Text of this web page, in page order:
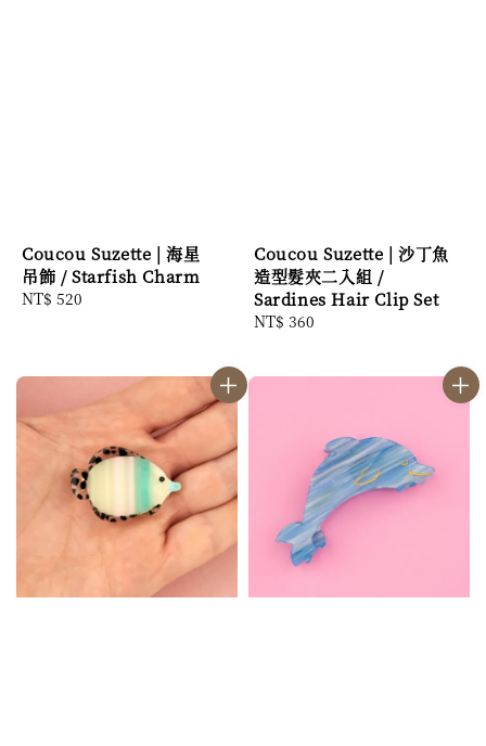
Coucou Suzette | 海星
吊飾 / Starfish Charm
Regular
NT$ 520
Coucou Suzette | 沙丁魚
造型髮夾二入組 /
Sardines Hair Clip Set
Regular
NT$ 360